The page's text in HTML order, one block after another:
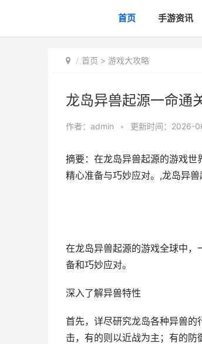
首页 手游资讯
首页 > 游戏大攻略
龙岛异兽起源一命通
作者： admin • 更新时间：2026-
摘要：在龙岛异兽起源的游戏
精心准备与巧妙应对。,龙岛异
在龙岛异兽起源的游戏全球中
备和巧妙应对。
深入了解异兽特性
首先，详尽研究龙岛各种异兽
击，有的则以近战为主；有的